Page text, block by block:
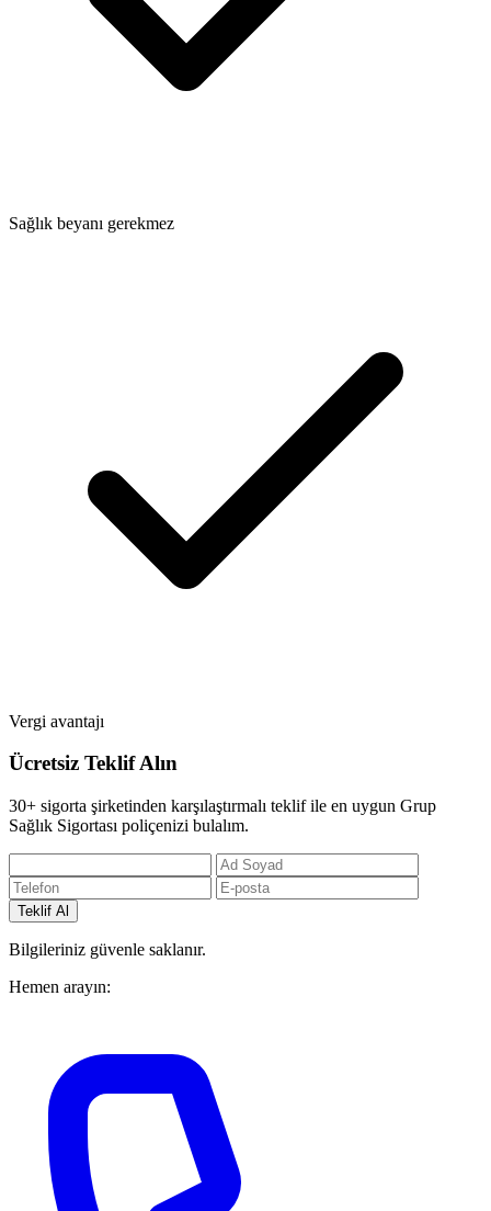
Sağlık beyanı gerekmez
Vergi avantajı
Ücretsiz Teklif Alın
30+ sigorta şirketinden karşılaştırmalı teklif ile en uygun Grup
Sağlık Sigortası poliçenizi bulalım.
Teklif Al
Bilgileriniz güvenle saklanır.
Hemen arayın: